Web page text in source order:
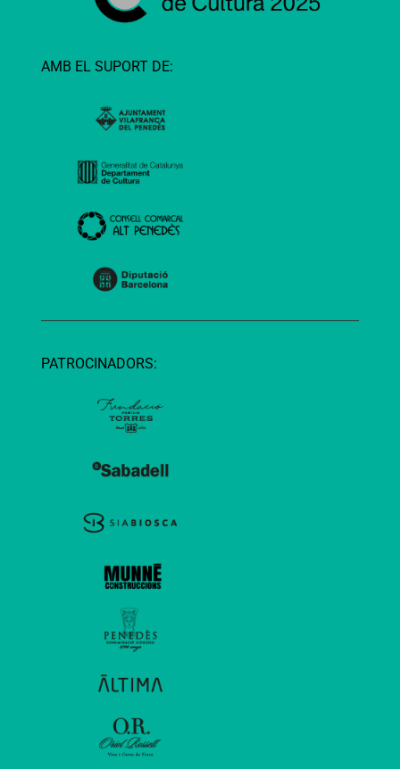
AMB EL SUPORT DE:
PATROCINADORS: